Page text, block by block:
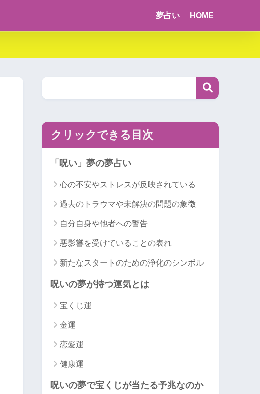
夢占い HOME
クリックできる目次
「呪い」夢の夢占い
心の不安やストレスが反映されている
過去のトラウマや未解決の問題の象徴
自分自身や他者への警告
悪影響を受けていることの表れ
新たなスタートのための浄化のシンボル
呪いの夢が持つ運気とは
宝くじ運
金運
恋愛運
健康運
呪いの夢で宝くじが当たる予兆なのか